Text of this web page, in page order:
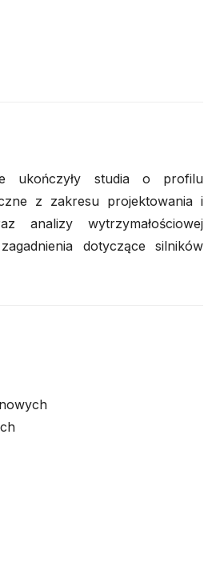
ukończyły studia o profilu
z zakresu projektowania i
analizy wytrzymałościowej
dotyczące silników